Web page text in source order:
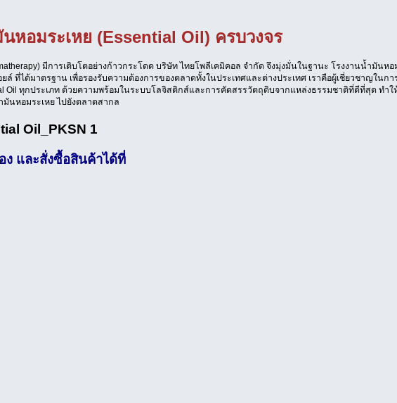
หอมระเหย (Essential Oil) ครบวงจร
มีการเติบโตอย่างก้าวกระโดด บริษัท ไทยโพลีเคมิคอล จำกัด จึงมุ่งมั่นในฐานะ โรงงานน้ำมันหอ
ที่ได้มาตรฐาน เพื่อรองรับความต้องการของตลาดทั้งในประเทศและต่างประเทศ เราคือผู้เชี่ยวชาญในกา
Oil ทุกประเภท ด้วยความพร้อมในระบบโลจิสติกส์และการคัดสรรวัตถุดิบจากแหล่งธรรมชาติที่ดีที่สุด ทำใ
นหอมระเหย ไปยังตลาดสากล
Oil_PKSN 1
และสั่งซื้อสินค้าได้ที่